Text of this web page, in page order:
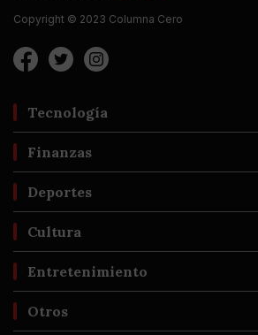
Copyright © 2023 Columna Cero
Tecnología
Finanzas
Deportes
Cultura
Entretenimiento
Otros